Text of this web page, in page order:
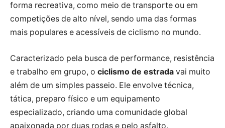
forma recreativa, como meio de transporte ou em
competições de alto nível, sendo uma das formas
mais populares e acessíveis de ciclismo no mundo.
Caracterizado pela busca de performance, resistência
e trabalho em grupo, o ciclismo de estrada vai muito
além de um simples passeio. Ele envolve técnica,
tática, preparo físico e um equipamento
especializado, criando uma comunidade global
apaixonada por duas rodas e pelo asfalto.